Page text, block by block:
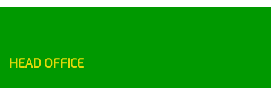
HEAD OFFICE